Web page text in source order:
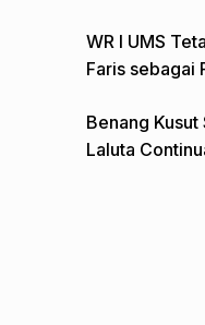
WR I UMS
Faris sebagai
Benang Kusut
Laluta